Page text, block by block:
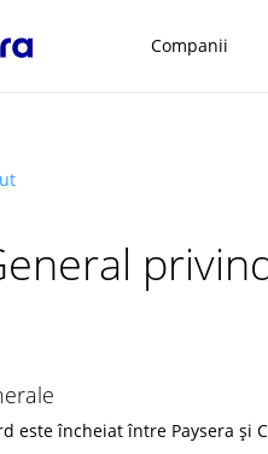
Companii
este încheiat între Paysera și